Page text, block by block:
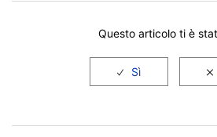
Questo articolo ti è